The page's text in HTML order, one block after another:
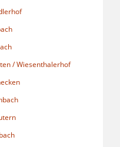
/ Wiesenthalerhof